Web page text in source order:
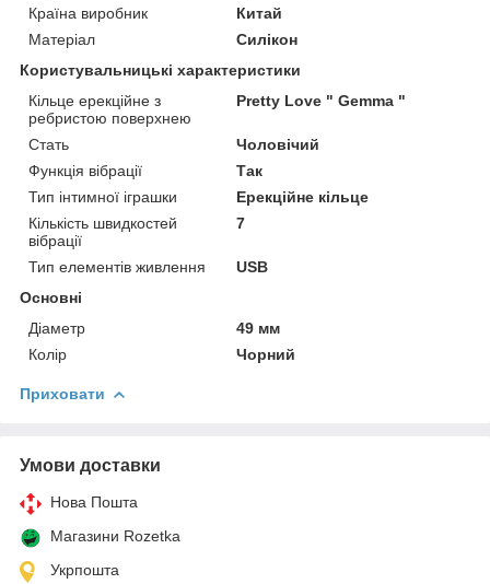
Країна виробник
Китай
Матеріал
Силікон
Користувальницькі характеристики
Кільце ерекційне з
ребристою поверхнею
Pretty Love " Gemma "
Стать
Чоловічий
Функція вібрації
Так
Тип інтимної іграшки
Ерекційне кільце
Кількість швидкостей
вібрації
7
Тип елементів живлення
USB
Основні
Діаметр
49 мм
Колір
Чорний
Приховати
Умови доставки
Нова Пошта
Магазини Rozetka
Укрпошта